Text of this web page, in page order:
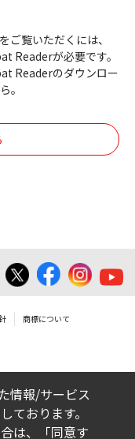
仕様書、およ
ファイルにつ
利は、アイコ
ファイルは、
用できませ
があります。
ていますBIOS/
しては、パソ
重要なデータ
操作や中断に
ご覧いただくには、
Readerが必要です。
Readerのダウンロー
。
商標について
情報/サービス
ております。
は、「同意す